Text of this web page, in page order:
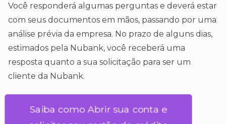
Você responderá algumas perguntas e deverá estar
com seus documentos em mãos, passando por uma
análise prévia da empresa. No prazo de alguns dias,
estimados pela Nubank, você receberá uma
resposta quanto a sua solicitação para ser um
cliente da Nubank.
Saiba como Abrir sua conta e